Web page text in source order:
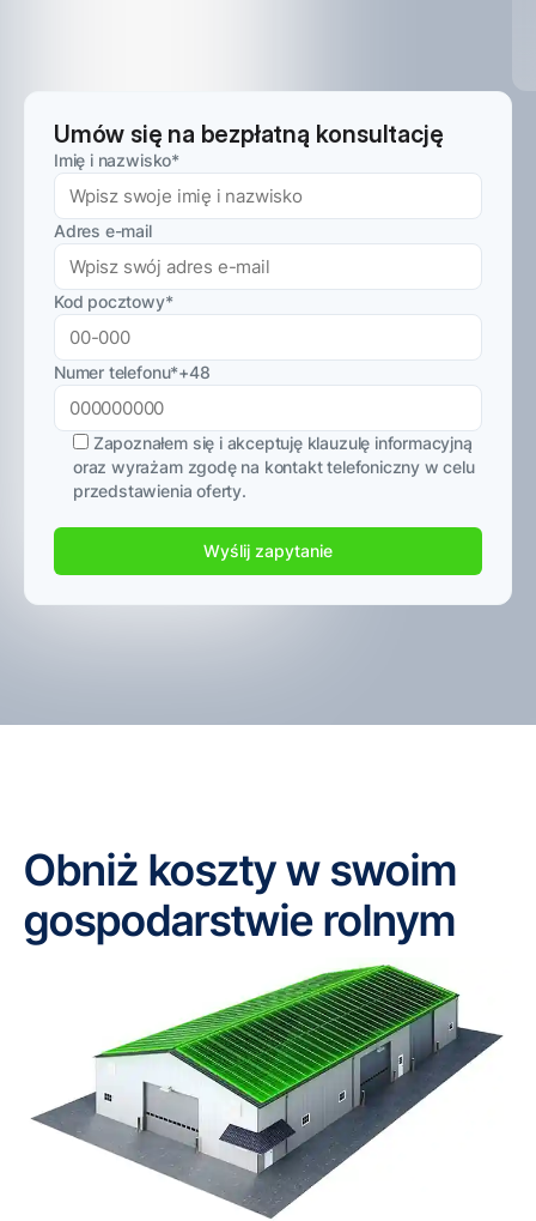
Umów się na bezpłatną konsultację
Imię i nazwisko*
Adres e-mail
Kod pocztowy*
Numer telefonu*+48
Zapoznałem się i akceptuję klauzulę informacyjną
oraz wyrażam zgodę na kontakt telefoniczny w celu
przedstawienia oferty.
Obniż koszty w swoim
gospodarstwie rolnym